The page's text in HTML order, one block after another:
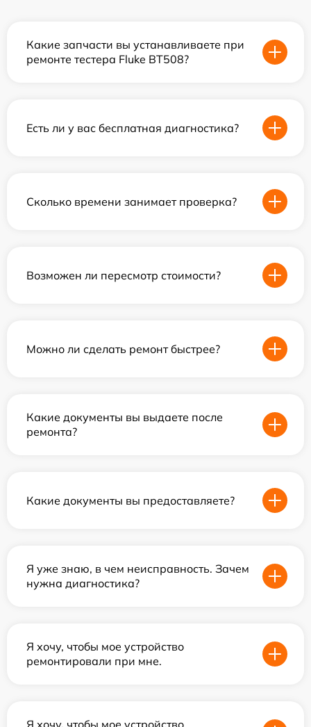
Какие запчасти вы устанавливаете при
ремонте тестера Fluke BT508?
Есть ли у вас бесплатная диагностика?
Сколько времени занимает проверка?
Возможен ли пересмотр стоимости?
Можно ли сделать ремонт быстрее?
Какие документы вы выдаете после
ремонта?
Какие документы вы предоставляете?
Я уже знаю, в чем неисправность. Зачем
нужна диагностика?
Я хочу, чтобы мое устройство
ремонтировали при мне.
Я хочу, чтобы мое устройство